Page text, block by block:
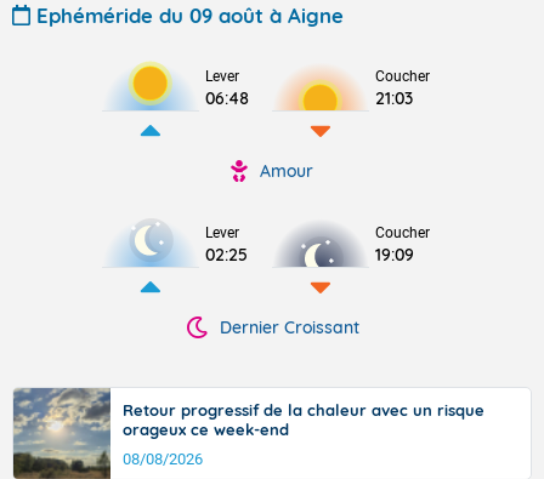
Ephéméride du 09 août à Aigne
Lever
06:48
Coucher
21:03
Amour
Lever
02:25
Coucher
19:09
Dernier Croissant
Retour progressif de la chaleur avec un risque
orageux ce week-end
08/08/2026